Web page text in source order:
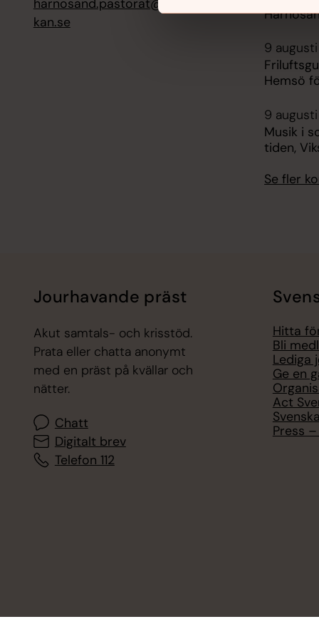
kan.se
9
Hemsö
9
Musik i
tiden,
Se fler
Jourhavande präst
Akut samtals- och krisstöd.
Prata eller chatta anonymt
med en präst på kvällar och
nätter.
Chatt
Digitalt brev
Telefon 112
Hitta
Bli
Lediga
Ge en
Act
Press